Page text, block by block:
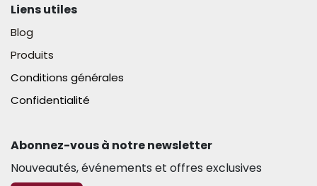
Liens utiles
Blog
Produits
Conditions générales
Confidentialité
Abonnez-vous à notre newsletter​
Nouveautés, événements et offres exclusives